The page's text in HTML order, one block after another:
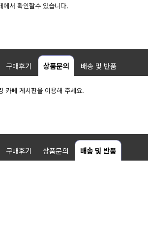
에서 확인할수 있습니다.
구매후기 상품문의 배송 및 반품
카페 게시판을 이용해 주세요.
구매후기 상품문의 배송 및 반품